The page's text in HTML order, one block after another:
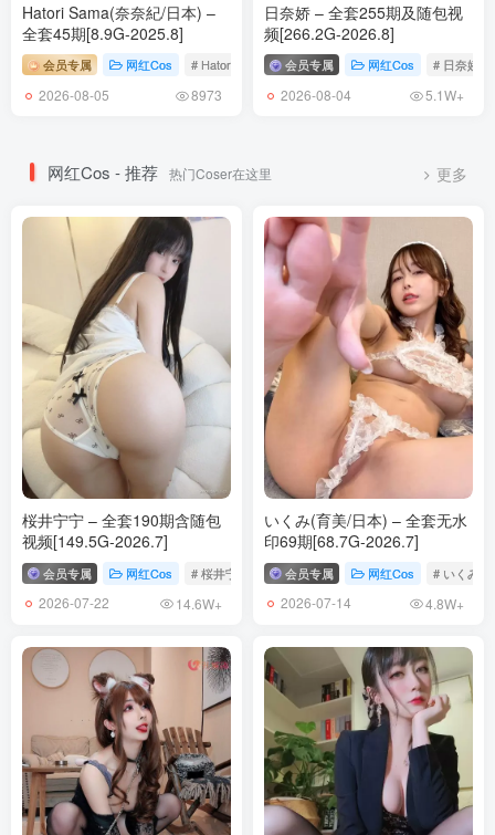
Hatori Sama(奈奈紀/日本) –
全套45期[8.9G-2025.8]
会员专属 网红Cos # Hatori Sama
2026-08-05 8973
日奈娇 – 全套255期及随包视
频[266.2G-2026.8]
会员专属 网红Cos # 日奈娇
2026-08-04 5.1W+
网红Cos - 推荐 热门Coser在这里 更多
桜井宁宁 – 全套190期含随包
视频[149.5G-2026.7]
会员专属 网红Cos # 桜井宁宁
2026-07-22 14.6W+
いくみ(育美/日本) – 全套无水
印69期[68.7G-2026.7]
会员专属 网红Cos # いくみ
2026-07-14 4.8W+